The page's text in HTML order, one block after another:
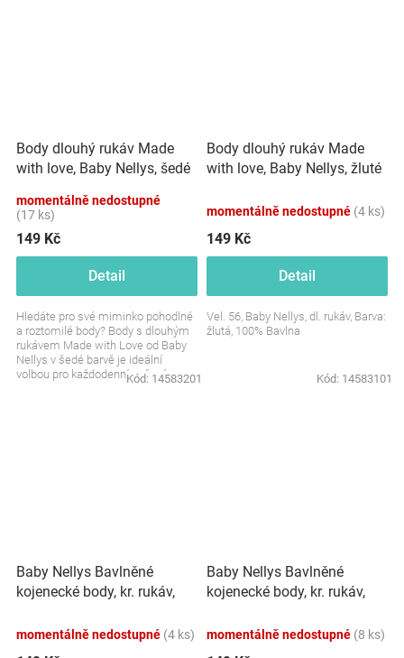
Body dlouhý rukáv Made
with love, Baby Nellys, šedé
momentálně nedostupné
(17 ks)
149 Kč
Detail
Hledáte pro své miminko pohodlné
a roztomilé body? Body s dlouhým
rukávem Made with Love od Baby
Nellys v šedé barvě je ideální
volbou pro každodenní nošení.
Kód: 14583201
Body dlouhý rukáv Made
with love, Baby Nellys, žluté
momentálně nedostupné (4 ks)
149 Kč
Detail
Vel. 56, Baby Nellys, dl. rukáv, Barva:
žlutá, 100% Bavlna
Kód: 14583101
Baby Nellys Bavlněné
kojenecké body, kr. rukáv,
momentálně nedostupné (4 ks)
Baby Nellys Bavlněné
kojenecké body, kr. rukáv,
momentálně nedostupné (8 ks)